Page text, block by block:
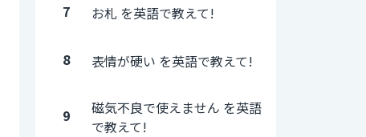
7 お札 を英語で教えて!
8 表情が硬い を英語で教えて!
9
磁気不良で使えません を英語
で教えて!